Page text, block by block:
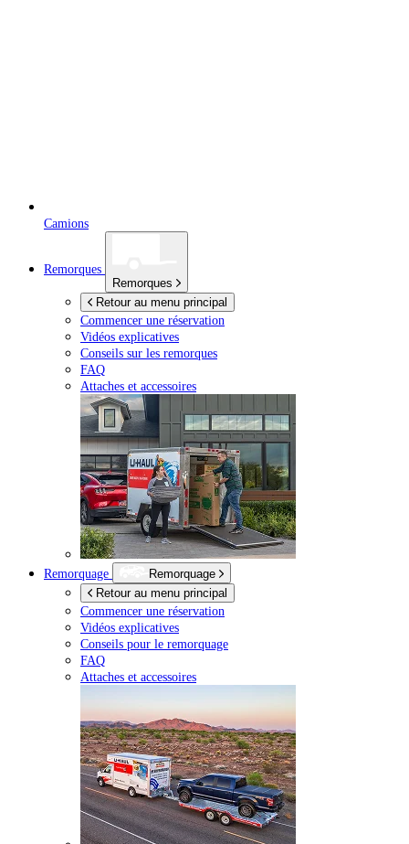
Camions
Remorques
Remorques
Retour au menu principal
Commencer une réservation
Vidéos explicatives
Conseils sur les remorques
FAQ
Attaches et accessoires
Remorquage
Remorquage
Retour au menu principal
Commencer une réservation
Vidéos explicatives
Conseils pour le remorquage
FAQ
Attaches et accessoires